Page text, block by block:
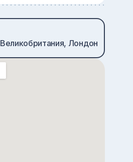
Великобритания, Лондон